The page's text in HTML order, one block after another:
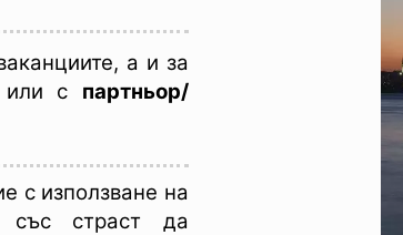
а и за
или с партньор/
с използване на
със страст да